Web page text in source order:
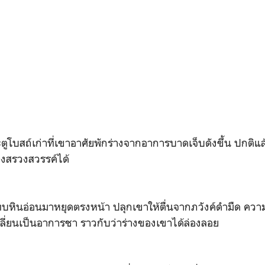
โบสถ์เก่าที่เขาอาศัยพักร่างจากอาการบาดเจ็บดังขึ้น ปกติ
สรวงสวรรค์ได้
บหินอ่อนมาหยุดตรงหน้า ปลุกเขาให้ตื่นจากภวังค์ดำมืด ควา
ยนเป็นอาการชา ราวกับว่าร่างของเขาได้ล่องลอย